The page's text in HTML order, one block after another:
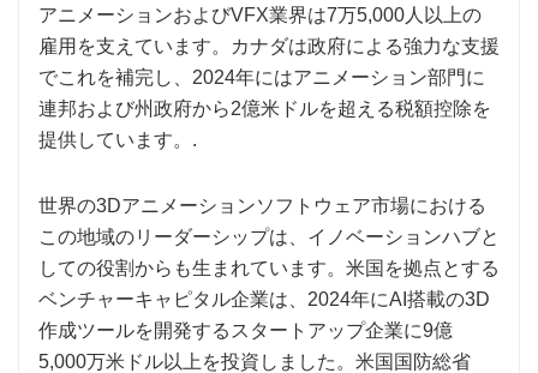
アニメーションおよびVFX業界は7万5,000人以上の
雇用を支えています。カナダは政府による強力な支援
でこれを補完し、2024年にはアニメーション部門に
連邦および州政府から2億米ドルを超える税額控除を
提供しています。.
世界の3Dアニメーションソフトウェア市場における
この地域のリーダーシップは、イノベーションハブと
しての役割からも生まれています。米国を拠点とする
ベンチャーキャピタル企業は、2024年にAI搭載の3D
作成ツールを開発するスタートアップ企業に9億
5,000万米ドル以上を投資しました。米国国防総省